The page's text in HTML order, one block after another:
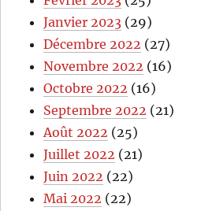
Janvier 2023 (29)
Décembre 2022 (27)
Novembre 2022 (16)
Octobre 2022 (16)
Septembre 2022 (21)
Août 2022 (25)
Juillet 2022 (21)
Juin 2022 (22)
Mai 2022 (22)